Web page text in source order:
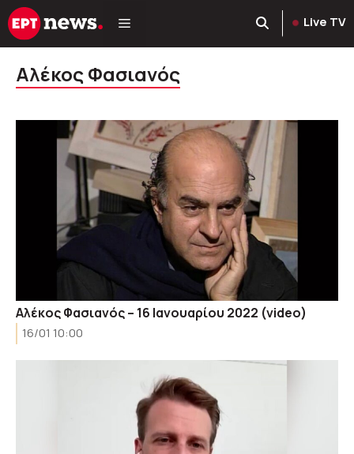
Μετάβαση
σε
Live TV
Αλέκος Φασιανός
Αλέκος Φασιανός – 16 Ιανουαρίου 2022 (video)
16/01 10:00